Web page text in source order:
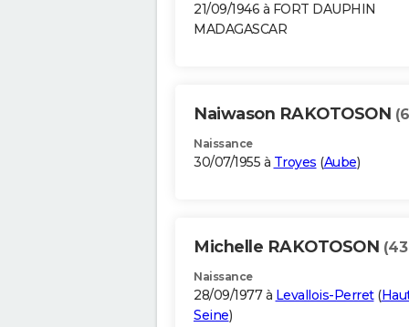
21/09/1946 à FORT DAUPHIN
MADAGASCAR
Naiwason RAKOTOSON
Naissance
30/07/1955 à Troyes (Aube)
Michelle RAKOTOSON
Naissance
28/09/1977 à Levallois-Perret(
Seine)